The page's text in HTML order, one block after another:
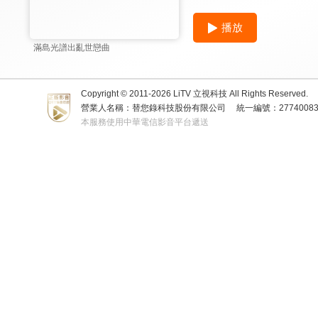
滿島光譜出亂世戀曲
播放
Copyright © 2011-2026 LiTV 立視科技 All Rights Reserved.
營業人名稱：替您錄科技股份有限公司
統一編號：
本服務使用中華電信影音平台遞送